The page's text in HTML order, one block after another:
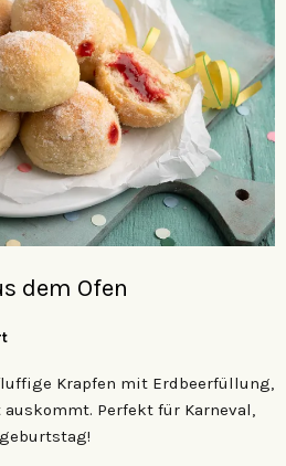
dem Ofen
Krapfen mit Erdbeerfüllung,
Perfekt für Karneval,